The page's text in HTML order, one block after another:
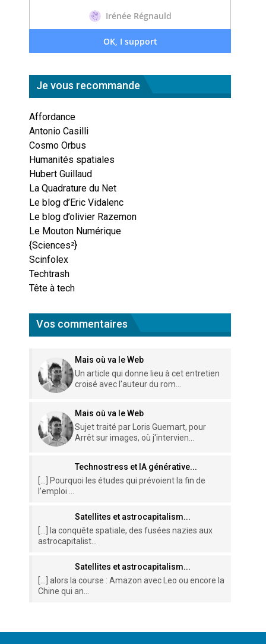
Je vous recommande
Affordance
Antonio Casilli
Cosmo Orbus
Humanités spatiales
Hubert Guillaud
La Quadrature du Net
Le blog d’Eric Vidalenc
Le blog d’olivier Razemon
Le Mouton Numérique
{Sciences²}
Scinfolex
Techtrash
Tête à tech
Vos commentaires
Mais où va le Web
Un article qui donne lieu à cet entretien
croisé avec l'auteur du rom...
Mais où va le Web
Sujet traité par Loris Guemart, pour
Arrêt sur images, où j'intervien...
Technostress et IA générative...
[…] Pourquoi les études qui prévoient la fin de
l’emploi ...
Satellites et astrocapitalism...
[…] la conquête spatiale, des fusées nazies aux
astrocapitalist...
Satellites et astrocapitalism...
[…] alors la course : Amazon avec Leo ou encore la
Chine qui an...